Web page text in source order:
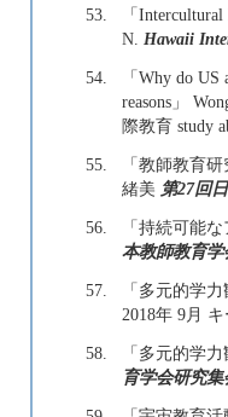
53.
「
N. Hawaii
54.
「Why do
reasons」
際教育 study
55.
「教師教育
緒美 第27回
56.
「持続可能
本教師教育学
57.
「多元的学
2018年 9月
58.
「多元的学
育学会研究集